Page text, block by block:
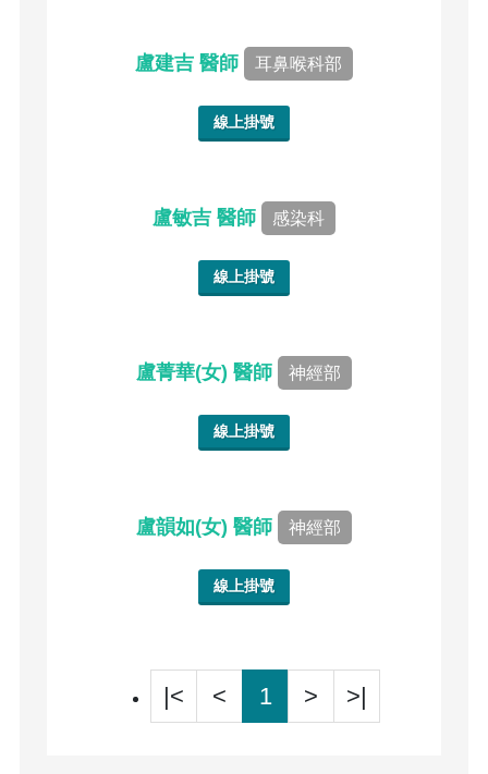
盧建吉 醫師 耳鼻喉科部
線上掛號
盧敏吉 醫師 感染科
線上掛號
盧菁華(女) 醫師 神經部
線上掛號
盧韻如(女) 醫師 神經部
線上掛號
|< < 1 > >|